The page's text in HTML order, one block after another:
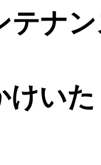
テナ
けい